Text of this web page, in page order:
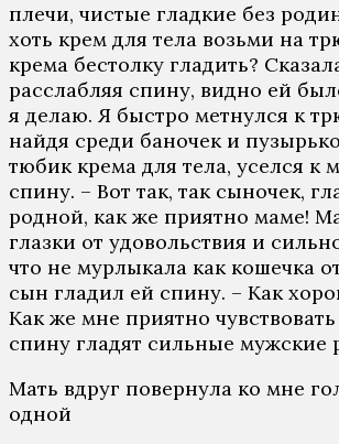
плечи, чистые гладкие без
хоть крем для тела возьми на
крема бестолку гладить?
расслабляя спину, видно ей
я делаю. Я быстро метнулся к
найдя среди баночек и
тюбик крема для тела, уселся к
спину. – Вот так, так сыночек,
родной, как же приятно маме!
глазки от удовольствия и
что не мурлыкала как кошечка
сын гладил ей спину. – Как
Как же мне приятно
спину гладят сильные мужские
Мать вдруг повернула ко мне
одной